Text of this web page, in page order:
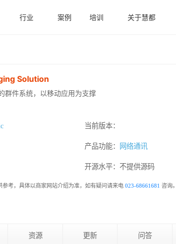
行业 案例 培训 关于慧都
Solution
群件系统，以移动应用为支撑
当前版本：
产品功能： 网络通讯
开源水平： 不提供源码
参考，具体以商家网站介绍为准，如有疑问请来电 023-68661681咨询。
资源 更新 问答